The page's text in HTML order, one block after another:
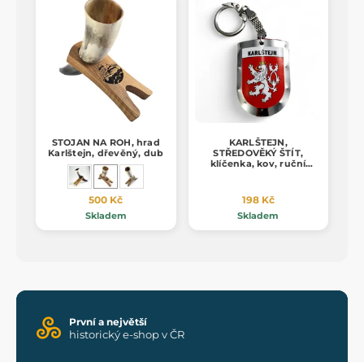
STOJAN NA ROH, hrad
Karlštejn, dřevěný, dub
500 Kč
Skladem
KARLŠTEJN,
STŘEDOVĚKÝ ŠTÍT,
klíčenka, kov, ruční
198 Kč
Skladem
První a největší
historický e-shop v ČR